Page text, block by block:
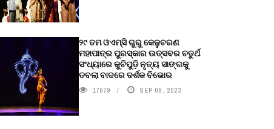
୨୯ ତମ ଓଏମ୍‌ସି ଗୁରୁ କେଳୁଚରଣ
ମହାପାତ୍ର ପୁରସ୍କାର ଉତ୍ସବର ଚତୁର୍ଥ
ସଂଧ୍ୟାରେ କୁଚିପୁଡ଼ି ନୃତ୍ୟ ସାଙ୍ଗକୁ
ତବଲା ବାଦରେ ଦର୍ଶକ ବିଭୋର
17679 SEP 09, 2023